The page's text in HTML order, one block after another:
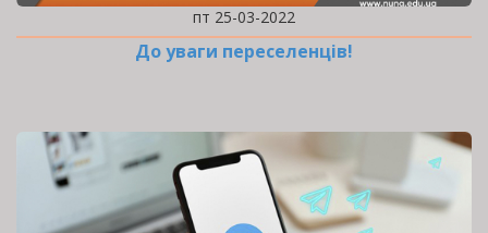
пт 25-03-2022
До уваги переселенців!